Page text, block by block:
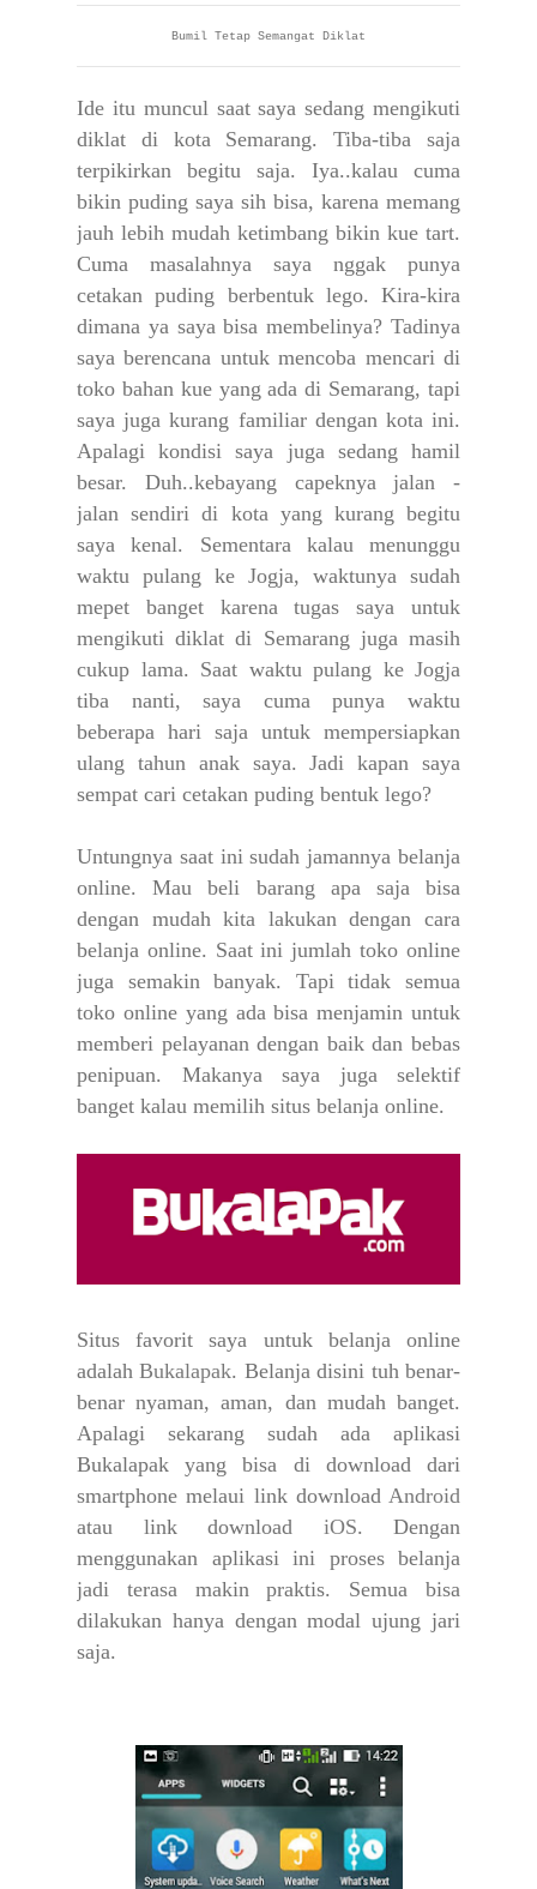
Bumil Tetap Semangat Diklat
Ide itu muncul saat saya sedang mengikuti
diklat di kota Semarang. Tiba-tiba saja
terpikirkan begitu saja. Iya..kalau cuma
bikin puding saya sih bisa, karena memang
jauh lebih mudah ketimbang bikin kue tart.
Cuma masalahnya saya nggak punya
cetakan puding berbentuk lego. Kira-kira
dimana ya saya bisa membelinya? Tadinya
saya berencana untuk mencoba mencari di
toko bahan kue yang ada di Semarang, tapi
saya juga kurang familiar dengan kota ini.
Apalagi kondisi saya juga sedang hamil
besar. Duh..kebayang capeknya jalan -
jalan sendiri di kota yang kurang begitu
saya kenal. Sementara kalau menunggu
waktu pulang ke Jogja, waktunya sudah
mepet banget karena tugas saya untuk
mengikuti diklat di Semarang juga masih
cukup lama. Saat waktu pulang ke Jogja
tiba nanti, saya cuma punya waktu
beberapa hari saja untuk mempersiapkan
ulang tahun anak saya. Jadi kapan saya
sempat cari cetakan puding bentuk lego?
Untungnya saat ini sudah jamannya belanja
online. Mau beli barang apa saja bisa
dengan mudah kita lakukan dengan cara
belanja online. Saat ini jumlah toko online
juga semakin banyak. Tapi tidak semua
toko online yang ada bisa menjamin untuk
memberi pelayanan dengan baik dan bebas
penipuan. Makanya saya juga selektif
banget kalau memilih situs belanja online.
Situs favorit saya untuk belanja online
adalahBukalapak. Belanja disini tuh benar-
benar nyaman, aman, dan mudah banget.
Apalagi sekarang sudah ada aplikasi
Bukalapak yang bisa di download dari
smartphone melaui link download Android
atau link download iOS. Dengan
menggunakan aplikasi ini proses belanja
jadi terasa makin praktis. Semua bisa
dilakukan hanya dengan modal ujung jari
saja.